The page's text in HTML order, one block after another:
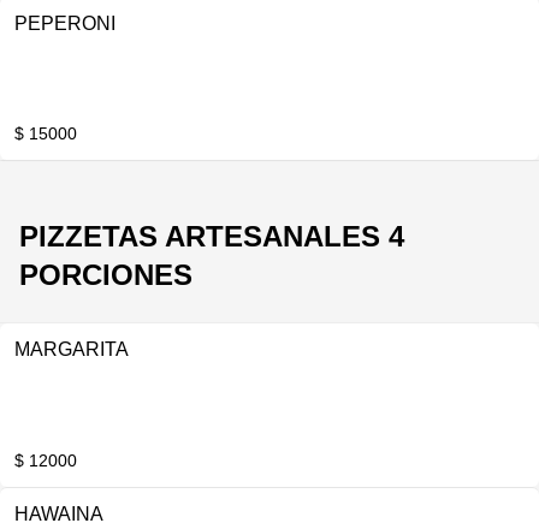
PEPERONI
$ 15000
PIZZETAS ARTESANALES 4
PORCIONES
MARGARITA
$ 12000
HAWAINA